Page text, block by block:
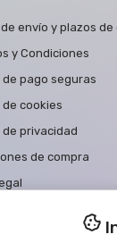
envío y plazos
y Condiciones
de pago seguras
cookies
privacidad
de compra
con nosotros